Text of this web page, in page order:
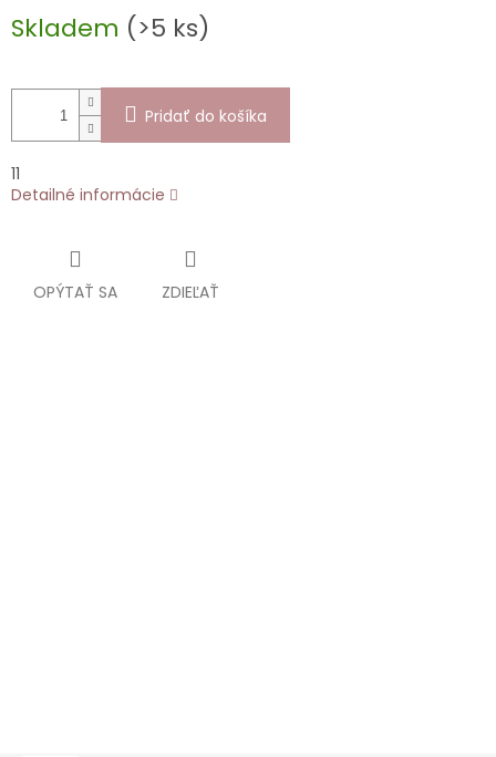
cena:
Skladem (>5 ks)
Pridať do košíka
11
Detailné informácie
OPÝTAŤ SA ZDIEĽAŤ